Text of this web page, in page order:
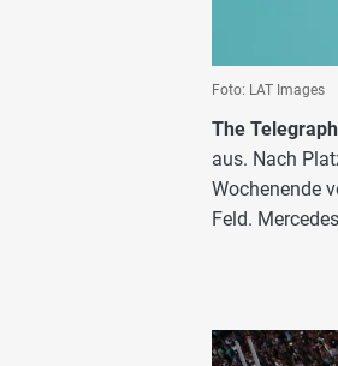
Foto: LAT Images
The
aus. Nach
Wochenende
Feld.